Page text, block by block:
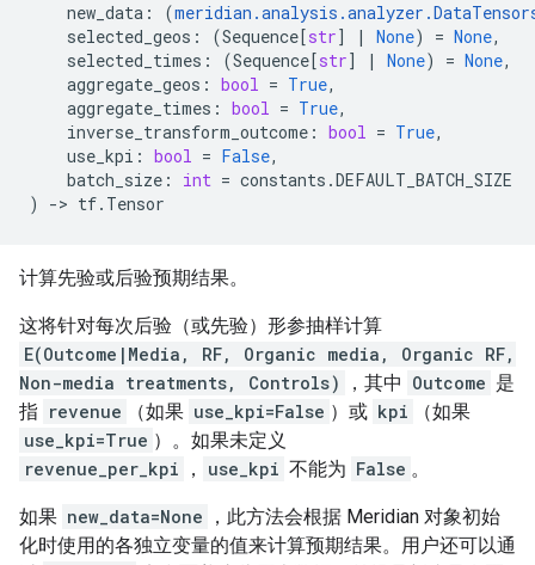
new_data : (meridian .analysis .analyzer .
selected_geos : (Sequence[str] | None) = None,
selected_times : (Sequence[str] | None) = None,
aggregate_geos : bool = True,
aggregate_times : bool = True,
inverse_transform_outcome : bool = True,
use_kpi : bool = False,
batch_size : int = constants .DEFAULT_BATCH_SIZE
)
-> tf. Tensor
计算先验或后验预期结果。
这将针对每次后验（或先验）形参抽样计算
E(Outcome|Media, RF, Organic media, Organic RF,
Non-media treatments, Controls)
，其中 Outcome 是
指 revenue （如果 use_kpi=False ）或 kpi
（如果
use_kpi=True ）。如果未定义
revenue_per_kpi
， use_kpi 不能为 False 。
如果 new_data=None
，此方法会根据 Meridian 对象初始
化时使用的各独立变量的值来计算预期结果。用户还可以通